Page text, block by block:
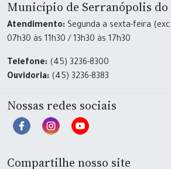
Município de Serranópolis do
Atendimento: Segunda a sexta-feira
07h30 às 11h30 / 13h30 às 17h30
Telefone: (45) 3236-8300
Ouvidoria: (45) 3236-8383
Nossas redes sociais
Compartilhe nosso site